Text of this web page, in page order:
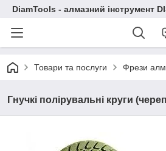
DiamTools - алмазний інструмент
Товари та послуги Фрези
Гнучкі полірувальні круги